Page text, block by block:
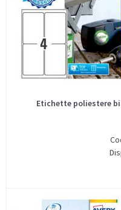
Etichette poliestere